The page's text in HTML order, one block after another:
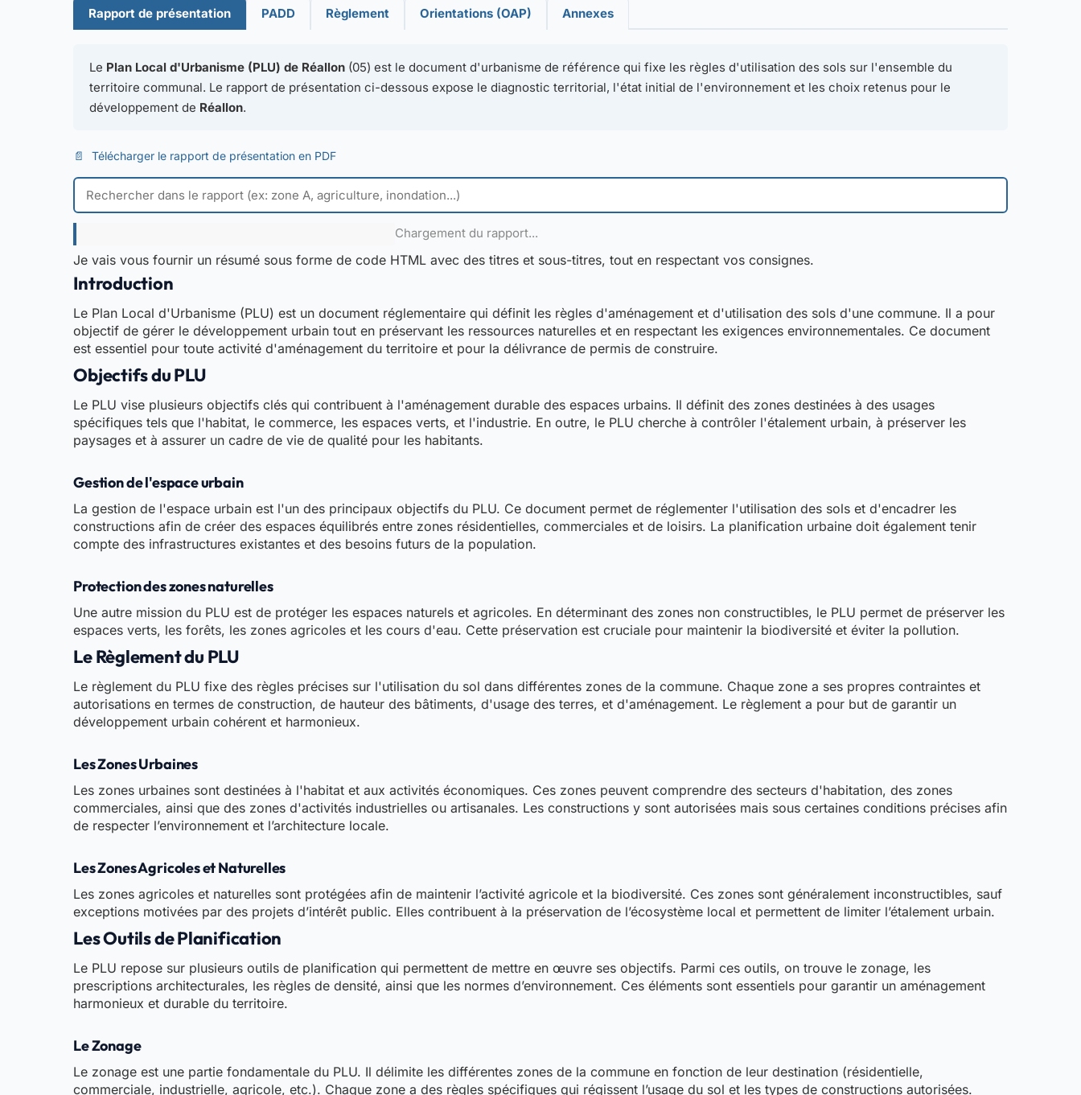
Rapport de présentation PADD Règlement Orientations (OAP) Annexes
Le Plan Local d'Urbanisme (PLU) de Réallon (05) est le document d'urbanisme de référence qui fixe les règles d'utilisation des sols sur l'ensemble du
territoire communal. Le rapport de présentation ci-dessous expose le diagnostic territorial, l'état initial de l'environnement et les choix retenus pour le
développement de Réallon.
📄 Télécharger le rapport de présentation en PDF
Chargement du rapport...
Je vais vous fournir un résumé sous forme de code HTML avec des titres et sous-titres, tout en respectant vos consignes.
Introduction
Le Plan Local d'Urbanisme (PLU) est un document réglementaire qui définit les règles d'aménagement et d'utilisation des sols d'une commune. Il a pour
objectif de gérer le développement urbain tout en préservant les ressources naturelles et en respectant les exigences environnementales. Ce document
est essentiel pour toute activité d'aménagement du territoire et pour la délivrance de permis de construire.
Objectifs du PLU
Le PLU vise plusieurs objectifs clés qui contribuent à l'aménagement durable des espaces urbains. Il définit des zones destinées à des usages
spécifiques tels que l'habitat, le commerce, les espaces verts, et l'industrie. En outre, le PLU cherche à contrôler l'étalement urbain, à préserver les
paysages et à assurer un cadre de vie de qualité pour les habitants.
Gestion de l'espace urbain
La gestion de l'espace urbain est l'un des principaux objectifs du PLU. Ce document permet de réglementer l'utilisation des sols et d'encadrer les
constructions afin de créer des espaces équilibrés entre zones résidentielles, commerciales et de loisirs. La planification urbaine doit également tenir
compte des infrastructures existantes et des besoins futurs de la population.
Protection des zones naturelles
Une autre mission du PLU est de protéger les espaces naturels et agricoles. En déterminant des zones non constructibles, le PLU permet de préserver les
espaces verts, les forêts, les zones agricoles et les cours d'eau. Cette préservation est cruciale pour maintenir la biodiversité et éviter la pollution.
Le Règlement du PLU
Le règlement du PLU fixe des règles précises sur l'utilisation du sol dans différentes zones de la commune. Chaque zone a ses propres contraintes et
autorisations en termes de construction, de hauteur des bâtiments, d'usage des terres, et d'aménagement. Le règlement a pour but de garantir un
développement urbain cohérent et harmonieux.
Les Zones Urbaines
Les zones urbaines sont destinées à l'habitat et aux activités économiques. Ces zones peuvent comprendre des secteurs d'habitation, des zones
commerciales, ainsi que des zones d'activités industrielles ou artisanales. Les constructions y sont autorisées mais sous certaines conditions précises afin
de respecter l’environnement et l’architecture locale.
Les Zones Agricoles et Naturelles
Les zones agricoles et naturelles sont protégées afin de maintenir l’activité agricole et la biodiversité. Ces zones sont généralement inconstructibles, sauf
exceptions motivées par des projets d’intérêt public. Elles contribuent à la préservation de l’écosystème local et permettent de limiter l’étalement urbain.
Les Outils de Planification
Le PLU repose sur plusieurs outils de planification qui permettent de mettre en œuvre ses objectifs. Parmi ces outils, on trouve le zonage, les
prescriptions architecturales, les règles de densité, ainsi que les normes d’environnement. Ces éléments sont essentiels pour garantir un aménagement
harmonieux et durable du territoire.
Le Zonage
Le zonage est une partie fondamentale du PLU. Il délimite les différentes zones de la commune en fonction de leur destination (résidentielle,
commerciale, industrielle, agricole, etc.). Chaque zone a des règles spécifiques qui régissent l’usage du sol et les types de constructions autorisées.